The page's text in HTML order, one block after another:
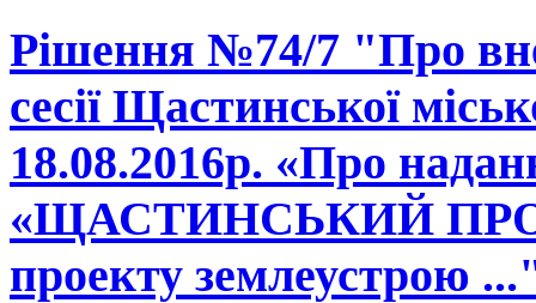
Рішення №74/7 "Про
сесії Щастинської
18.08.2016р. «Про
«ЩАСТИНСЬКИЙ
проекту землеустрою